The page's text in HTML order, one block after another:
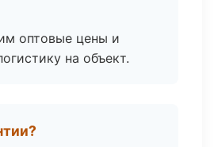
оптовые цены и
на объект.